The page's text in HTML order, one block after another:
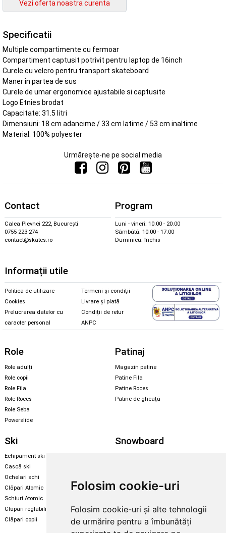
Folosim cookie-uri
Folosim cookie-uri și alte tehnologii
de urmărire pentru a îmbunătăți
Specificatii
Multiple compartimente cu fermoar
Compartiment captusit potrivit pentru laptop de 16inch
Curele cu velcro pentru transport skateboard
Maner in partea de sus
Curele de umar ergonomice ajustabile si captusite
Logo Etnies brodat
Capacitate: 31.5 litri
Dimensiuni: 18 cm adancime / 33 cm latime / 53 cm inaltime
Material: 100% polyester
Urmărește-ne pe social media
Contact
Calea Plevnei 222, București
0755 223 274
contact@skates.ro
Program
Luni - vineri: 10.00 - 20.00
Sâmbătă: 10.00 - 17.00
Duminică: închis
Informații utile
Politica de utilizare
Cookies
Prelucrarea datelor cu
caracter personal
Termeni și condiții
Livrare și plată
Condiții de retur
ANPC
Role
Role adulți
Role copii
Role Fila
Role Roces
Role Seba
Powerslide
Patinaj
Magazin patine
Patine Fila
Patine Roces
Patine de gheață
Ski
Echipament ski
Cască ski
Ochelari schi
Clăpari Atomic
Schiuri Atomic
Clăpari reglabili
Clăpari copii
Snowboard
Santa Cruz
Enuff Skateboards